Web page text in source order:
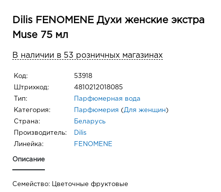
Dilis FENOMENE Духи женские экстра
Muse 75 мл
В наличии в 53 розничных магазинах
Код: 53918
Штрихкод: 4810212018085
Тип: Парфюмерная вода
Категория: Парфюмерия ( Для женщин )
Страна: Беларусь
Производитель: Dilis
Линейка: FENOMENE
Описание
Семейство: Цветочные фруктовые